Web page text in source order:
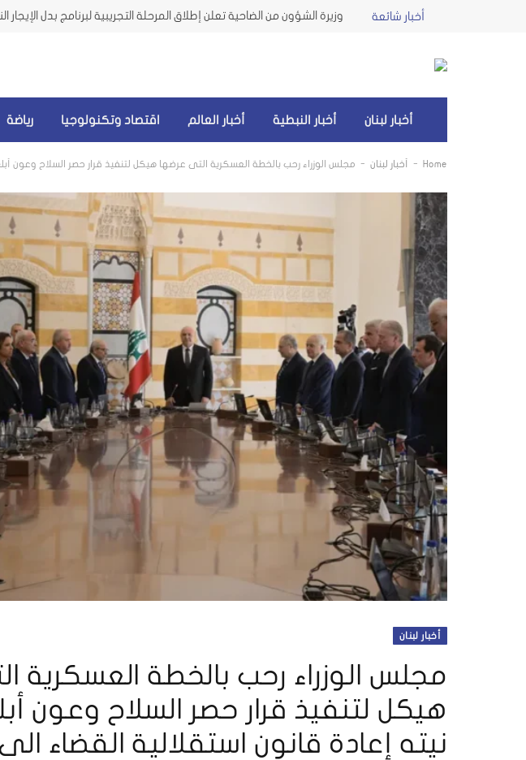
أخبار شائعة
أخبار لبنان أخبار النبطية أخبار العالم اقتصاد وتكنولوجيا رياضة
Home
- أخبار لبنان - مجلس الوزراء رحب بالخطة العسكرية التي عرضها هيكل لتنفيذ قرار حصر السلاح وعون
أخبار لبنان
مجلس الوزراء رحب بالخطة العسكرية
هيكل لتنفيذ قرار حصر السلاح وعون
نيته إعادة قانون استقلالية القضاء